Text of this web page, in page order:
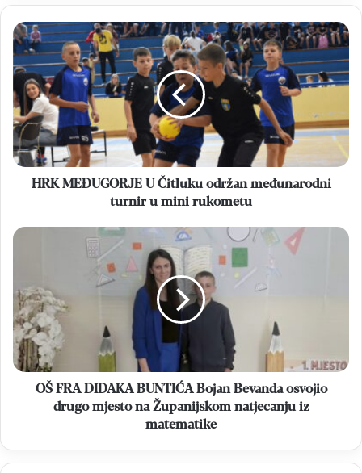
HRK
MEĐUGORJE
U
Čitluku
održan
međunarodni
turnir
u
mini
rukometu
HRK MEĐUGORJE U Čitluku održan međunarodni
turnir u mini rukometu
OŠ
BUNTIĆA
Bojan
Bevanda
osvojio
drugo
mjesto
Županijskom
matematike
OŠ FRA DIDAKA BUNTIĆA Bojan Bevanda osvojio
drugo mjesto na Županijskom natjecanju iz
matematike